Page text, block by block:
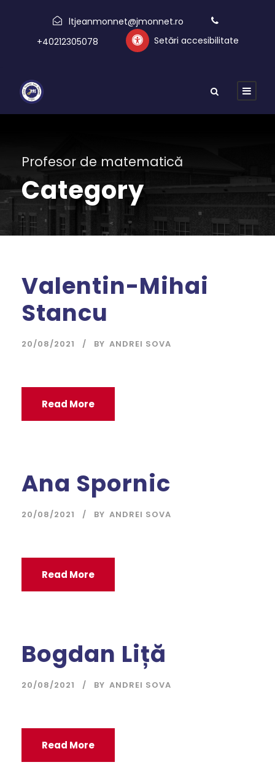
ltjeanmonnet@jmonnet.ro
+40212305078
Setări accesibilitate
Profesor de matematică
Category
Valentin-Mihai
Stancu
20/08/2021 BY ANDREI SOVA
Read More
Ana Spornic
20/08/2021 BY ANDREI SOVA
Read More
Bogdan Liță
20/08/2021 BY ANDREI SOVA
Read More